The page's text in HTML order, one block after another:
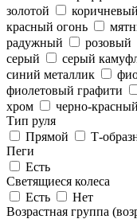
золотой
коричневый
красный огонь
радужный
розовый
серый
серый
синий металлик
фиолетовый графити
хром
черно-красный
Тип руля
Прямой
Т-
Пеги
Есть
Светящиеся колеса
Есть
Нет
Возрастная группа